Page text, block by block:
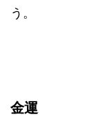
う。
金運